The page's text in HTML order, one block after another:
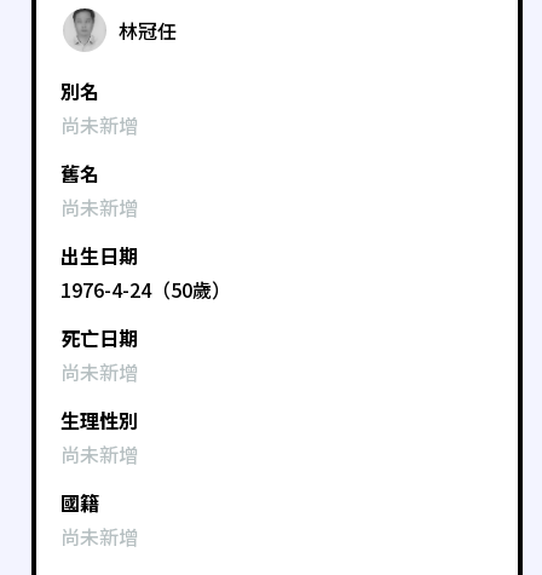
林冠任
別名
尚未新增
舊名
尚未新增
出生日期
1976-4-24（50歲）
死亡日期
尚未新增
生理性別
尚未新增
國籍
尚未新增